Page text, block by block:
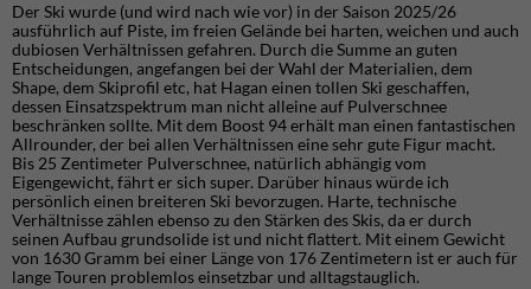
Der Ski wurde (und wird nach wie vor) in der Saison 2025/26
ausführlich auf Piste, im freien Gelände bei harten, weichen und auch
dubiosen Verhältnissen gefahren. Durch die Summe an guten
Entscheidungen, angefangen bei der Wahl der Materialien, dem
Shape, dem Skiprofil etc, hat Hagan einen tollen Ski geschaffen,
dessen Einsatzspektrum man nicht alleine auf Pulverschnee
beschränken sollte. Mit dem Boost 94 erhält man einen fantastischen
Allrounder, der bei allen Verhältnissen eine sehr gute Figur macht.
Bis 25 Zentimeter Pulverschnee, natürlich abhängig vom
Eigengewicht, fährt er sich super. Darüber hinaus würde ich
persönlich einen breiteren Ski bevorzugen. Harte, technische
Verhältnisse zählen ebenso zu den Stärken des Skis, da er durch
seinen Aufbau grundsolide ist und nicht flattert. Mit einem Gewicht
von 1630 Gramm bei einer Länge von 176 Zentimetern ist er auch für
lange Touren problemlos einsetzbar und alltagstauglich.